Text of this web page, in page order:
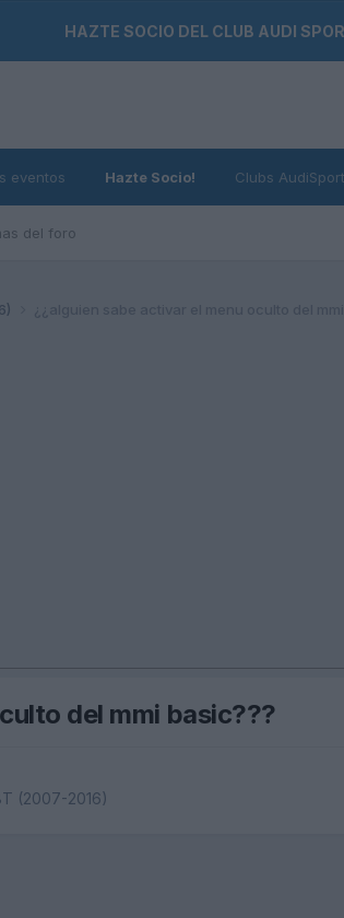
HAZTE SOCIO DEL CLUB AUDI
del foro
eventos Hazte Socio! Clubs AudiSport
del mmi basic???
(2007-2016)